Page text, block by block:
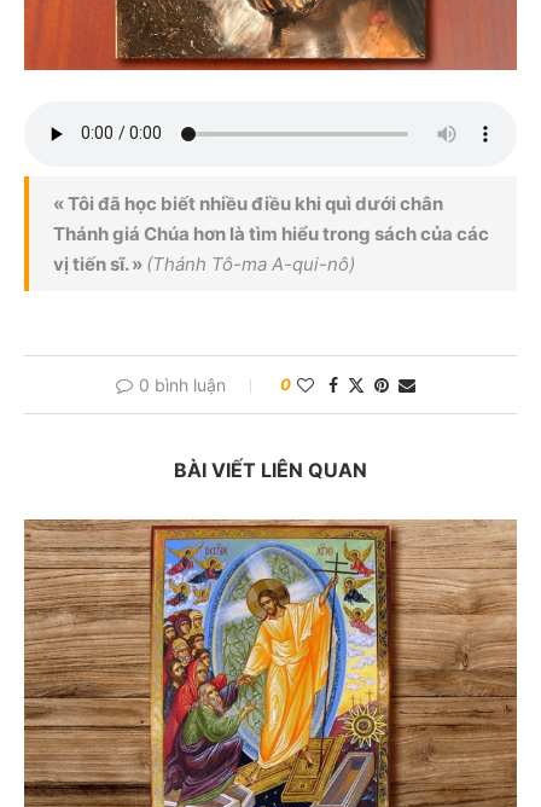
« Tôi đã học biết nhiều điều khi quì dưới chân
Thánh giá Chúa hơn là tìm hiểu trong sách của các
vị tiến sĩ. » (Thánh Tô-ma A-qui-nô)
0 bình luận 0
BÀI VIẾT LIÊN QUAN